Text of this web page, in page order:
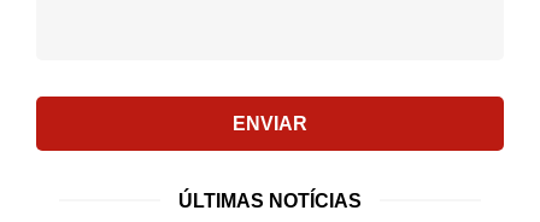
ENVIAR
ÚLTIMAS NOTÍCIAS